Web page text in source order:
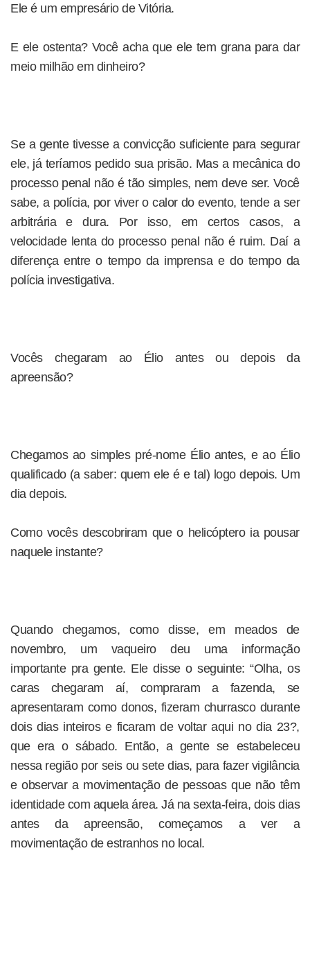
Ele é um empresário de Vitória.
E ele ostenta? Você acha que ele tem grana para dar
meio milhão em dinheiro?
Se a gente tivesse a convicção suficiente para segurar
ele, já teríamos pedido sua prisão. Mas a mecânica do
processo penal não é tão simples, nem deve ser. Você
sabe, a polícia, por viver o calor do evento, tende a ser
arbitrária e dura. Por isso, em certos casos, a
velocidade lenta do processo penal não é ruim. Daí a
diferença entre o tempo da imprensa e do tempo da
polícia investigativa.
Vocês chegaram ao Élio antes ou depois da
apreensão?
Chegamos ao simples pré-nome Élio antes, e ao Élio
qualificado (a saber: quem ele é e tal) logo depois. Um
dia depois.
Como vocês descobriram que o helicóptero ia pousar
naquele instante?
Quando chegamos, como disse, em meados de
novembro, um vaqueiro deu uma informação
importante pra gente. Ele disse o seguinte: “Olha, os
caras chegaram aí, compraram a fazenda, se
apresentaram como donos, fizeram churrasco durante
dois dias inteiros e ficaram de voltar aqui no dia 23?,
que era o sábado. Então, a gente se estabeleceu
nessa região por seis ou sete dias, para fazer vigilância
e observar a movimentação de pessoas que não têm
identidade com aquela área. Já na sexta-feira, dois dias
antes da apreensão, começamos a ver a
movimentação de estranhos no local.